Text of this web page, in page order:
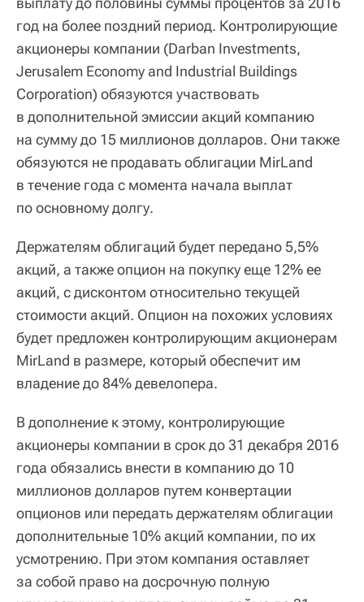
год на более поздний период. Контролирующие
акционеры компании (Darban Investments,
Jerusalem Economy and Industrial Buildings
Corporation) обязуются участвовать
в дополнительной эмиссии акций компанию
на сумму до 15 миллионов долларов. Они также
обязуются не продавать облигации MirLand
в течение года с момента начала выплат
по основному долгу.
Держателям облигаций будет передано 5,5%
акций, а также опцион на покупку еще 12% ее
акций, с дисконтом относительно текущей
стоимости акций. Опцион на похожих условиях
будет предложен контролирующим акционерам
MirLand в размере, который обеспечит им
владение до 84% девелопера.
В дополнение к этому, контролирующие
акционеры компании в срок до 31 декабря 2016
года обязались внести в компанию до 10
миллионов долларов путем конвертации
опционов или передать держателям облигации
дополнительные 10% акций компании, по их
усмотрению. При этом компания оставляет
за собой право на досрочную полную